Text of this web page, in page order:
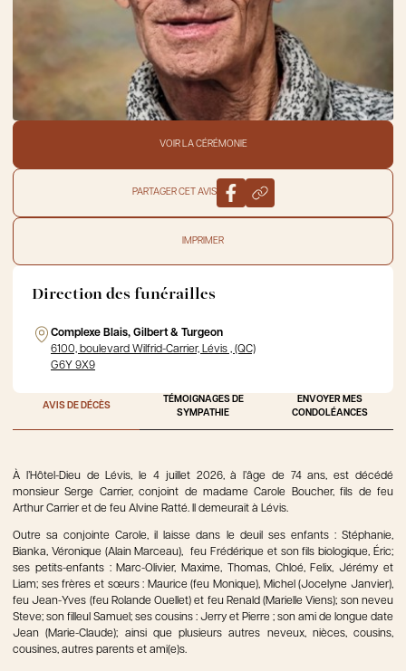
VOIR LA CÉRÉMONIE
PARTAGER CET AVIS
IMPRIMER
Direction des funérailles
Complexe Blais, Gilbert & Turgeon
6100, boulevard Wilfrid-Carrier, Lévis , (QC)
G6Y 9X9
AVIS DE DÉCÈS
TÉMOIGNAGES DE
SYMPATHIE
ENVOYER MES
CONDOLÉANCES
À l’Hôtel-Dieu de Lévis, le 4 juillet 2026, à l’âge de 74 ans, est décédé
monsieur Serge Carrier, conjoint de madame Carole Boucher, fils de feu
Arthur Carrier et de feu Alvine Ratté. Il demeurait à Lévis.
Outre sa conjointe Carole, il laisse dans le deuil ses enfants : Stéphanie,
Bianka, Véronique (Alain Marceau), feu Frédérique et son fils biologique, Éric;
ses petits-enfants : Marc-Olivier, Maxime, Thomas, Chloé, Felix, Jérémy et
Liam; ses frères et sœurs : Maurice (feu Monique), Michel (Jocelyne Janvier),
feu Jean-Yves (feu Rolande Ouellet) et feu Renald (Marielle Viens); son neveu
Steve; son filleul Samuel; ses cousins : Jerry et Pierre ; son ami de longue date
Jean (Marie-Claude); ainsi que plusieurs autres neveux, nièces, cousins,
cousines, autres parents et ami(e)s.